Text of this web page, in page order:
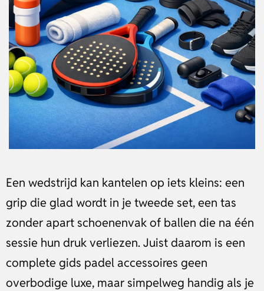
Een wedstrijd kan kantelen op iets kleins: een
grip die glad wordt in je tweede set, een tas
zonder apart schoenenvak of ballen die na één
sessie hun druk verliezen. Juist daarom is een
complete gids padel accessoires geen
overbodige luxe, maar simpelweg handig als je